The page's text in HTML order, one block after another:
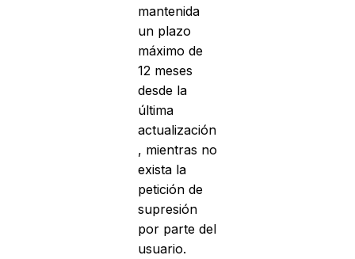
mantenida
un plazo
máximo de
12 meses
desde la
última
actualización
, mientras no
exista la
petición de
supresión
por parte del
usuario.